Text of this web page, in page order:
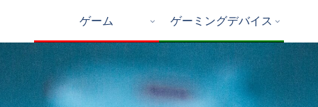
ゲーム ゲーミングデバイス